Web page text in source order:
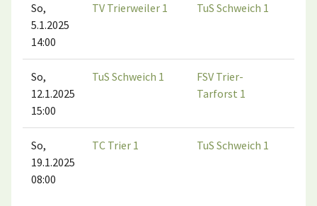
So,
5.1.2025
14:00
TV Trierweiler 1 TuS Schweich 1
So,
12.1.2025
15:00
TuS Schweich 1
FSV Trier-
Tarforst 1
So,
19.1.2025
08:00
TC Trier 1 TuS Schweich 1